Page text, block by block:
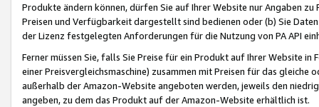
Produkte ändern können, dürfen Sie auf Ihrer Website nur Angaben
Preisen und Verfügbarkeit dargestellt sind bedienen oder (b) Sie
der Lizenz festgelegten Anforderungen für die Nutzung von PA API
Ferner müssen Sie, falls Sie Preise für ein Produkt auf Ihrer Website
einer Preisvergleichsmaschine) zusammen mit Preisen für das
außerhalb der Amazon-Website angeboten werden, jeweils den
angeben, zu dem das Produkt auf der Amazon-Website erhältlich ist.